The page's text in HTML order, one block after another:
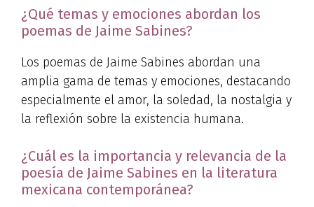
¿Qué temas y emociones abordan los
poemas de Jaime Sabines?
Los poemas de Jaime Sabines abordan una
amplia gama de temas y emociones, destacando
especialmente el amor, la soledad, la nostalgia y
la reflexión sobre la existencia humana.
¿Cuál es la importancia y relevancia de la
poesía de Jaime Sabines en la literatura
mexicana contemporánea?